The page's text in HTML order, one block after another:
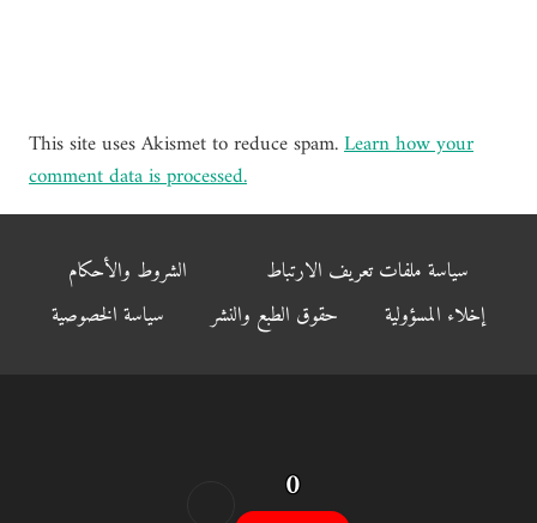
This site uses Akismet to reduce spam.Learn how your
comment data is processed.
الشروط والأحكام
سياسة ملفات تعريف الارتباط
سياسة الخصوصية
حقوق الطبع والنشر إخلاء المسؤولية
0